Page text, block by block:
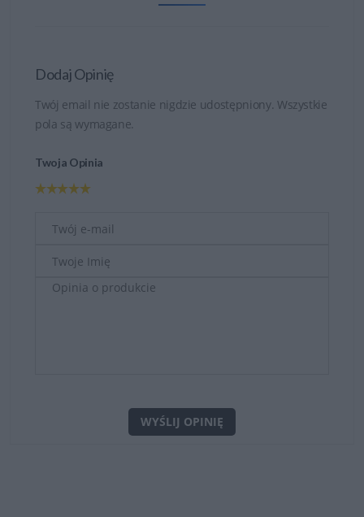
Dodaj Opinię
Twój email nie zostanie nigdzie udostępniony. Wszystkie
pola są wymagane.
Twoja Opinia
WYŚLIJ OPINIĘ